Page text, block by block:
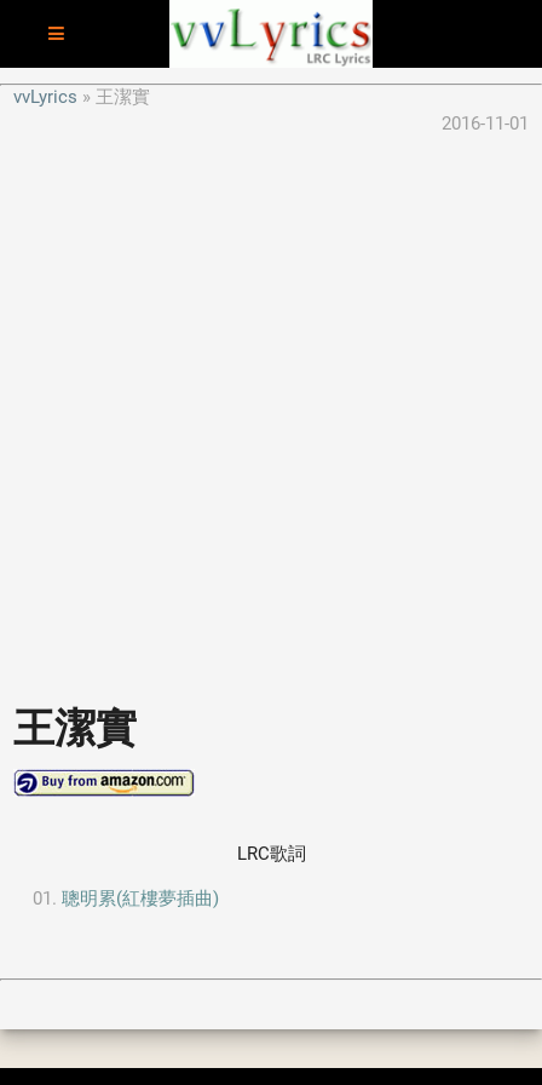
vvLyrics
王潔實
2016-11-01
王潔實
LRC歌詞
聰明累(紅樓夢插曲)